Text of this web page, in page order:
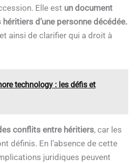
Elle est un document
d’une personne décédée.
ainsi de clarifier qui a droit à
technology : les défis et
conflits entre héritiers, car les
définis. En l’absence de cette
juridiques peuvent